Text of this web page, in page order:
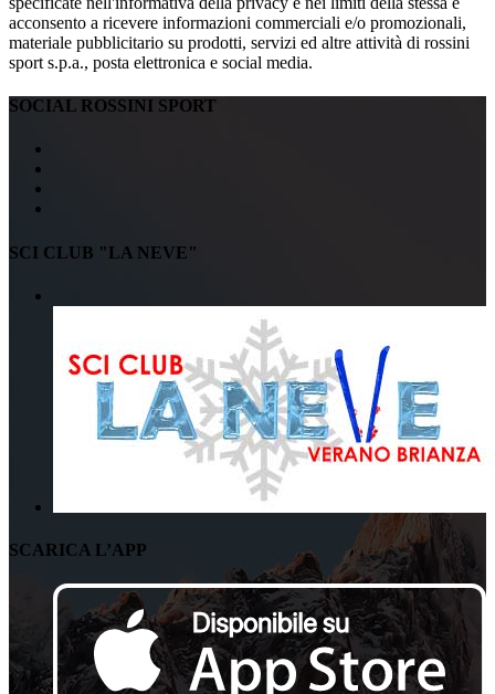
acconsento a ricevere informazioni commerciali e/o promozionali,
materiale pubblicitario su prodotti, servizi ed altre attività di rossini
sport s.p.a., posta elettronica e social media.
SOCIAL ROSSINI SPORT
SCI CLUB "LA NEVE"
SCARICA L’APP